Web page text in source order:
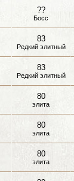
??
Босс
83
Редкий элитный
83
Редкий элитный
80
элита
80
элита
80
элита